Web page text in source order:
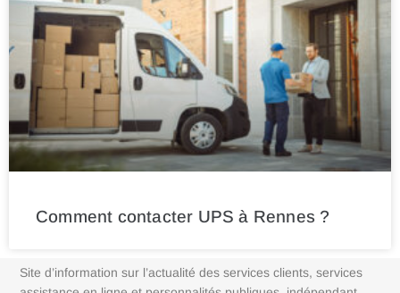
Comment contacter UPS à Rennes ?
Site d’information sur l’actualité des services clients, services